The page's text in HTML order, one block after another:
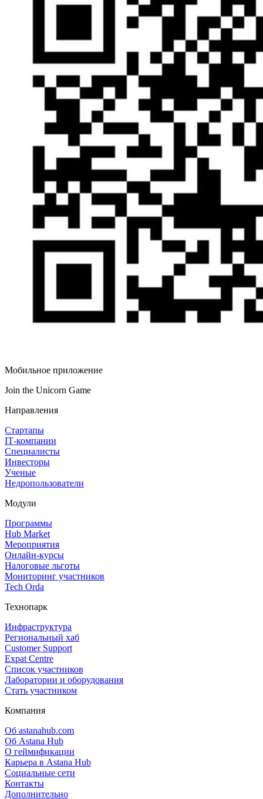
Мобильное приложение
Join the Unicorn Game
Направления
Стартапы
IT‑компании
Специалисты
Инвесторы
Ученые
Недропользователи
Модули
Программы
Hub Market
Мероприятия
Онлайн‑курсы
Налоговые льготы
Мониторинг участников
Tech Orda
Технопарк
Инфраструктура
Региональный хаб
Customer Support
Expat Centre
Список участников
Лаборатории и оборудования
Стать участником
Компания
Об astanahub.com
Об Astana Hub
О геймификации
Карьера в Astana Hub
Социальные сети
Контакты
Дополнительно